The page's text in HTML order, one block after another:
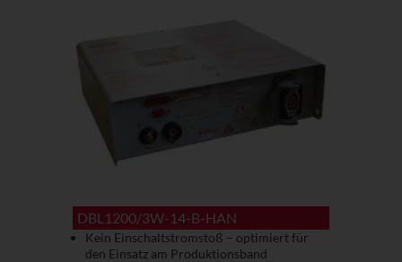
DBL1200/3W-14-B-HAN
Kein Einschaltstromstoß – optimiert für
den Einsatz am Produktionsband